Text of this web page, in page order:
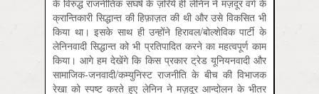
के विरुद्ध राजनीतिक संघर्ष के ज़रिये ही लेनिन ने मज़दूर वर्ग के
क्रान्तिकारी सिद्धान्त की हिफ़ाज़त की थी और उसे विकसित भी
किया था। इसके साथ ही उन्होंने हिरावल/बोल्शेविक पार्टी के
लेनिनवादी सिद्धान्त को भी प्रतिपादित करने का महत्वपूर्ण काम
किया। आगे हम देखेंगे कि किस प्रकार ट्रेड यूनियनवादी और
सामाजिक-जनवादी/कम्युनिस्ट राजनीति के बीच की विभाजक
रेखा को स्पष्ट करते हुए लेनिन ने मज़दूर आन्दोलन के भीतर